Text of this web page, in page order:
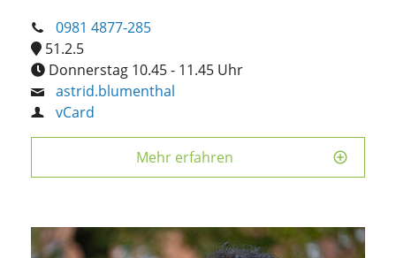
0981 4877-285
51.2.5
Donnerstag 10.45 - 11.45 Uhr
astrid.blumenthal
vCard
Mehr erfahren